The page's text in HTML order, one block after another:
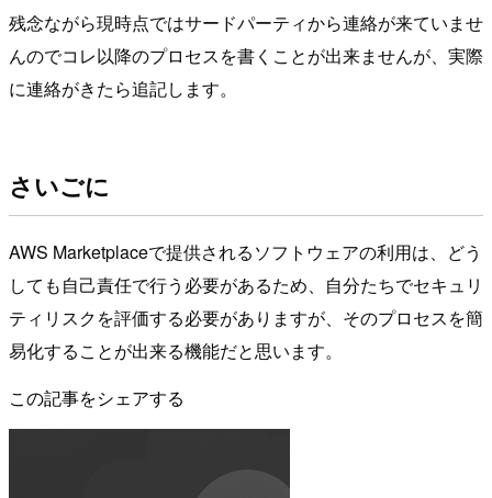
残念ながら現時点ではサードパーティから連絡が来ていませ
んのでコレ以降のプロセスを書くことが出来ませんが、実際
に連絡がきたら追記します。
さいごに
AWS Marketplaceで提供されるソフトウェアの利用は、どう
しても自己責任で行う必要があるため、自分たちでセキュリ
ティリスクを評価する必要がありますが、そのプロセスを簡
易化することが出来る機能だと思います。
この記事をシェアする